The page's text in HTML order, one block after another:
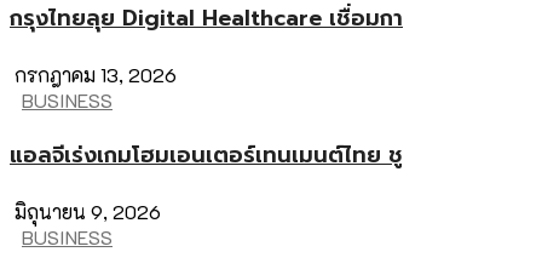
กรุงไทยลุย Digital Healthcare เชื่อมกา
กรกฎาคม 13, 2026
BUSINESS
แอลจีเร่งเกมโฮมเอนเตอร์เทนเมนต์ไทย ชู
มิถุนายน 9, 2026
BUSINESS